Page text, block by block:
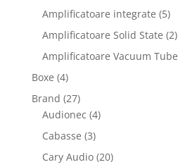
Amplificatoare integrate (5)
Amplificatoare Solid State (2)
Amplificatoare Vacuum Tube
Boxe (4)
Brand (27)
Audionec (4)
Cabasse (3)
Cary Audio (20)